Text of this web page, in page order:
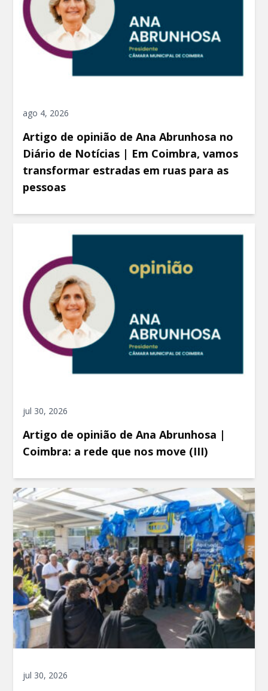
ago 4, 2026
Artigo de opinião de Ana Abrunhosa no
Diário de Notícias | Em Coimbra, vamos
transformar estradas em ruas para as
pessoas
jul 30, 2026
Artigo de opinião de Ana Abrunhosa |
Coimbra: a rede que nos move (III)
jul 30, 2026